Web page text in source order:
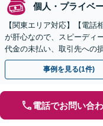
個人・プライベ
【関東エリア対応】【電
が肝心なので、スピーディ
代金の未払い、取引先への
広く対応「フリーランスの
事例を見る(1件)
電話でお問い合